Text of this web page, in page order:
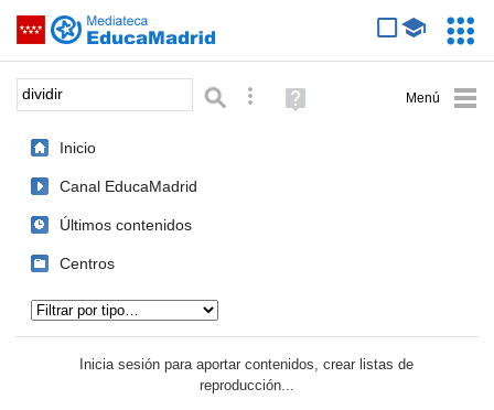
Saltar navegación
Palabra o frase: Búsqueda avanzada
Ayuda
(en
Inicio
Canal EducaMadrid
Últimos contenidos
Centros
Inicia sesión para aportar contenidos, crear listas de
reproducción...